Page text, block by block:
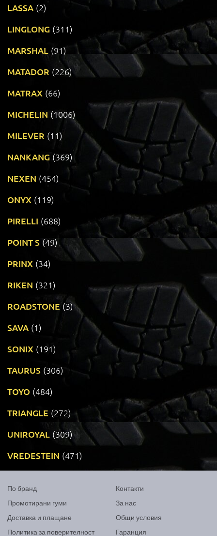
LASSA (2)
LINGLONG (311)
MARSHAL (91)
MATADOR (226)
MATRAX (66)
MICHELIN (1006)
MILEVER (11)
NANKANG (369)
NEXEN (454)
ONYX (119)
PIRELLI (688)
POINT S (49)
PRINX (34)
RIKEN (321)
ROADSTONE (3)
SAVA (1)
SONIX (191)
TAURUS (306)
TOYO (484)
TRIANGLE (272)
UNIROYAL (309)
VREDESTEIN (471)
По бранд
Промотирани гуми
Доставка и плащане
Политика за поверителност
Контакти
За нас
Общи условия
Гаранция